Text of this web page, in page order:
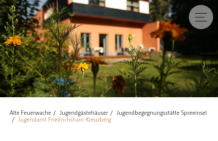
Alte Feuerwache Jugendgästehäuser
Jugendbegegnungsstätte Spreeinsel
Jugendamt Friedrichshain-Kreuzberg